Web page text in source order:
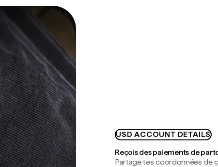
USD ACCOUNT DETAILS
Reçois des paiements de
Partage tes coordonnées de